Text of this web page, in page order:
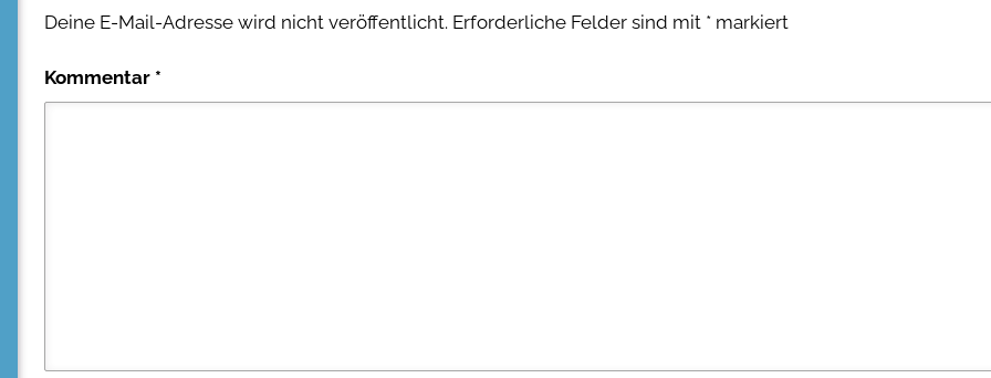
Deine E-Mail-Adresse wird nicht veröffentlicht. Erforderliche Felder sind mit * markiert
Kommentar *